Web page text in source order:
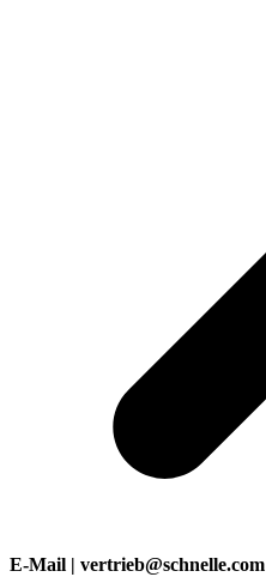
E-Mail | vertrieb@schnelle.com